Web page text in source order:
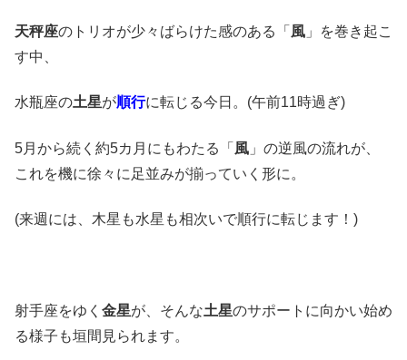
天秤座のトリオが少々ばらけた感のある「 風 」を巻き起こ
す中、
水瓶座の土星が順行に転じる今日。(午前11時過ぎ)
5月から続く約5カ月にもわたる「 風 」の逆風の流れが、
これを機に徐々に足並みが揃っていく形に。
(来週には、木星も水星も相次いで順行に転じます！)
射手座をゆく 金星が、そんな土星のサポートに向かい始め
る様子も垣間見られます。